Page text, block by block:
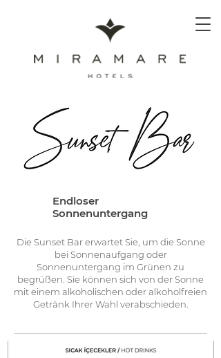
Endloser
Sonnenuntergang
Die Sunset Bar erwartet Sie, um die Sonne
bei Sonnenaufgang oder
Sonnenuntergang im Grünen zu
begrüßen. Sie können sich von der Sonne
mit einem alkoholischen oder alkoholfreien
Getränk Ihrer Wahl verabschieden.